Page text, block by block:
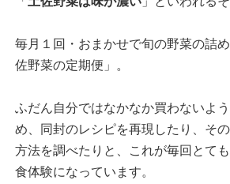
毎月１回・おまかせで旬の野菜の詰
佐野菜の定期便」。
ふだん自分ではなかなか買わないよ
め、同封のレシピを再現したり、そ
方法を調べたりと、これが毎回とて
食体験になっています。